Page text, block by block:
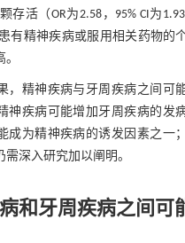
存活（OR为2.58，95% CI为
有精神疾病或服用相关药物的
，精神疾病与牙周疾病之间可
神疾病可能增加牙周疾病的发病
成为精神疾病的诱发因素之一
深入研究加以阐明。
牙周疾病之间可